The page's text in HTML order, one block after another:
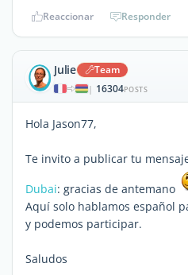
Reaccionar Responder
Julie Team
| 16304POSTS
Hola Jason77,
Te invito a publicar tu
Dubai: gracias de antemano
Aquí solo hablamos español
y podemos participar.
Saludos